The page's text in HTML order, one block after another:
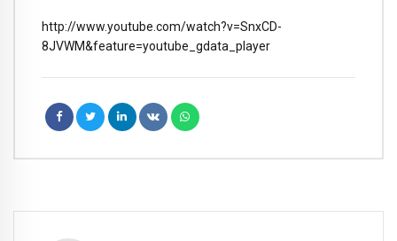
http://www.youtube.com/watch?v=SnxCD-
8JVWM&feature=youtube_gdata_player